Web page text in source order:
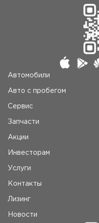
Автомобили
Авто c пробегом
Сервис
Запчасти
Акции
Инвесторам
Услуги
Контакты
Лизинг
Новости